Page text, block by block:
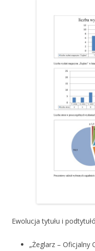
Ewolucja tytułu i
„Żeglarz – Oficjalny